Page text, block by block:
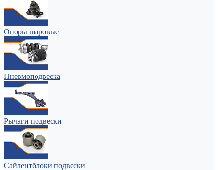
Опоры шаровые
Пневмоподвеска
Рычаги подвески
Сайлентблоки подвески